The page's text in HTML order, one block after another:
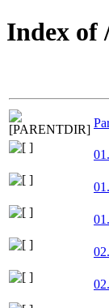
Index of